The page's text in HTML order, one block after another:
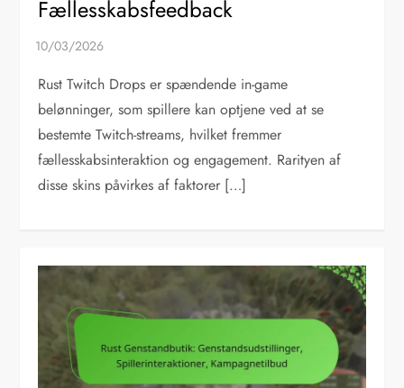
Fællesskabsfeedback
Rust Twitch Drops er spændende in-game
belønninger, som spillere kan optjene ved at se
bestemte Twitch-streams, hvilket fremmer
fællesskabsinteraktion og engagement. Rarityen af
disse skins påvirkes af faktorer […]